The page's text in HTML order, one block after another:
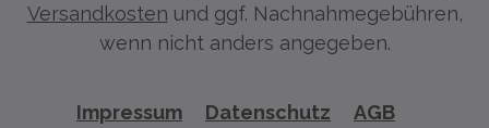
Versandkosten und ggf. Nachnahmegebühren,
wenn nicht anders angegeben.
Impressum Datenschutz
AGB